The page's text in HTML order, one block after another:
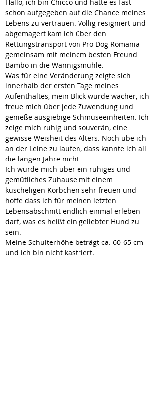
Hallo, ich bin Chicco und hatte es fast
schon aufgegeben auf die Chance meines
Lebens zu vertrauen. Völlig resigniert und
abgemagert kam ich über den
Rettungstransport von Pro Dog Romania
gemeinsam mit meinem besten Freund
Bambo in die Wannigsmühle.
Was für eine Veränderung zeigte sich
innerhalb der ersten Tage meines
Aufenthaltes, mein Blick wurde wacher, ich
freue mich über jede Zuwendung und
genieße ausgiebige Schmuseeinheiten. Ich
zeige mich ruhig und souverän, eine
gewisse Weisheit des Alters. Noch übe ich
an der Leine zu laufen, dass kannte ich all
die langen Jahre nicht.
Ich würde mich über ein ruhiges und
gemütliches Zuhause mit einem
kuscheligen Körbchen sehr freuen und
hoffe dass ich für meinen letzten
Lebensabschnitt endlich einmal erleben
darf, was es heißt ein geliebter Hund zu
sein.
Meine Schulterhöhe beträgt ca. 60-65 cm
und ich bin nicht kastriert.